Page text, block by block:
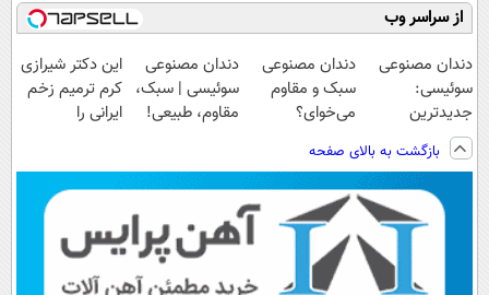
از سراسر وب
دندان مصنوعی
سوئیسی:
جدیدترین
فناوری اروپا،
سبک و مقاوم |
پرداخت قسطی
دندان مصنوعی
سبک و مقاوم
می‌خوای؟
هم داریم!😍 |
📍تهران
دندان مصنوعی
سوئیسی | سبک،
مقاوم، طبیعی!
اقساطی😍
این دکتر شیرازی
کرم ترمیم زخم
ایرانی را
بازگشت به بالای صفحه